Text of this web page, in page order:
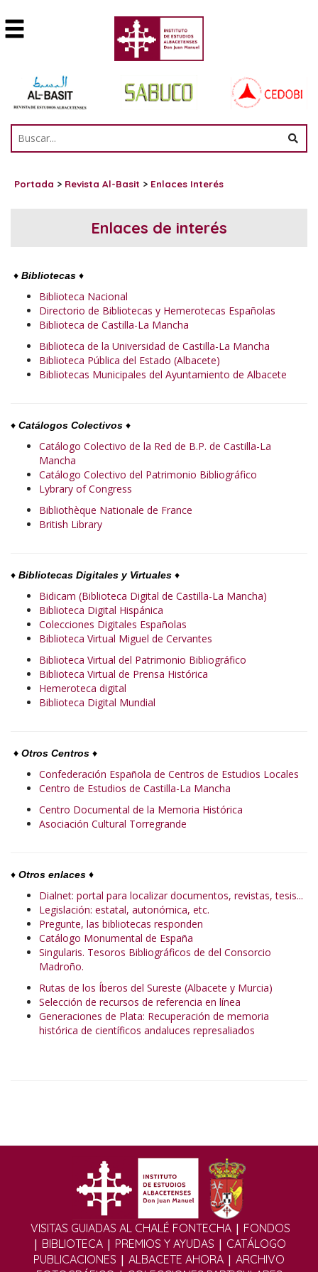
Portada > Revista Al-Basit > Enlaces Interés
Enlaces de interés
♦ Bibliotecas ♦
Biblioteca Nacional
Directorio de Bibliotecas y Hemerotecas Españolas
Biblioteca de Castilla-La Mancha
Biblioteca de la Universidad de Castilla-La Mancha
Biblioteca Pública del Estado (Albacete)
Bibliotecas Municipales del Ayuntamiento de Albacete
♦ Catálogos Colectivos ♦
Catálogo Colectivo de la Red de B.P. de Castilla-La
Mancha
Catálogo Colectivo del Patrimonio Bibliográfico
Lybrary of Congress
Bibliothèque Nationale de France
British Library
♦ Bibliotecas Digitales y Virtuales ♦
Bidicam (Biblioteca Digital de Castilla-La Mancha)
Biblioteca Digital Hispánica
Colecciones Digitales Españolas
Biblioteca Virtual Miguel de Cervantes
Biblioteca Virtual del Patrimonio Bibliográfico
Biblioteca Virtual de Prensa Histórica
Hemeroteca digital
Biblioteca Digital Mundial
♦ Otros Centros ♦
Confederación Española de Centros de Estudios Locales
Centro de Estudios de Castilla-La Mancha
Centro Documental de la Memoria Histórica
Asociación Cultural Torregrande
♦ Otros enlaces ♦
Dialnet: portal para localizar documentos, revistas, tesis...
Legislación: estatal, autonómica, etc.
Pregunte, las bibliotecas responden
Catálogo Monumental de España
Singularis. Tesoros Bibliográficos de del Consorcio
Madroño.
Rutas de los Íberos del Sureste (Albacete y Murcia)
Selección de recursos de referencia en línea
Generaciones de Plata: Recuperación de memoria
histórica de científicos andaluces represaliados
VISITAS GUIADAS AL CHALÉ FONTECHA | FONDOS
| BIBLIOTECA| PREMIOS Y AYUDAS | CATÁLOGO
PUBLICACIONES | ALBACETE AHORA | ARCHIVO